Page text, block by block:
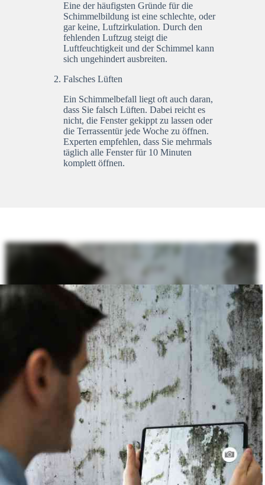
Eine der häufigsten Gründe für die
Schimmelbildung ist eine schlechte, oder
gar keine, Luftzirkulation. Durch den
fehlenden Luftzug steigt die
Luftfeuchtigkeit und der Schimmel kann
sich ungehindert ausbreiten.
Falsches Lüften
Ein Schimmelbefall liegt oft auch daran,
dass Sie falsch Lüften. Dabei reicht es
nicht, die Fenster gekippt zu lassen oder
die Terrassentür jede Woche zu öffnen.
Experten empfehlen, dass Sie mehrmals
täglich alle Fenster für 10 Minuten
komplett öffnen.